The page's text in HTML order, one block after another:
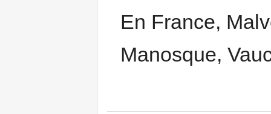
En France,
Manosque,